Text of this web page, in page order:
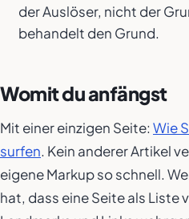
der Auslöser, nicht der
behandelt den Grund.
Womit du anfängst
Mit einer einzigen Seite:Wie
surfen. Kein anderer Artikel
eigene Markup so schnell.
hat, dass eine Seite als Liste